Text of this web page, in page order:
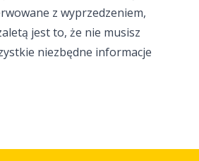
z wyprzedzeniem,
jest to, że nie musisz
niezbędne informacje